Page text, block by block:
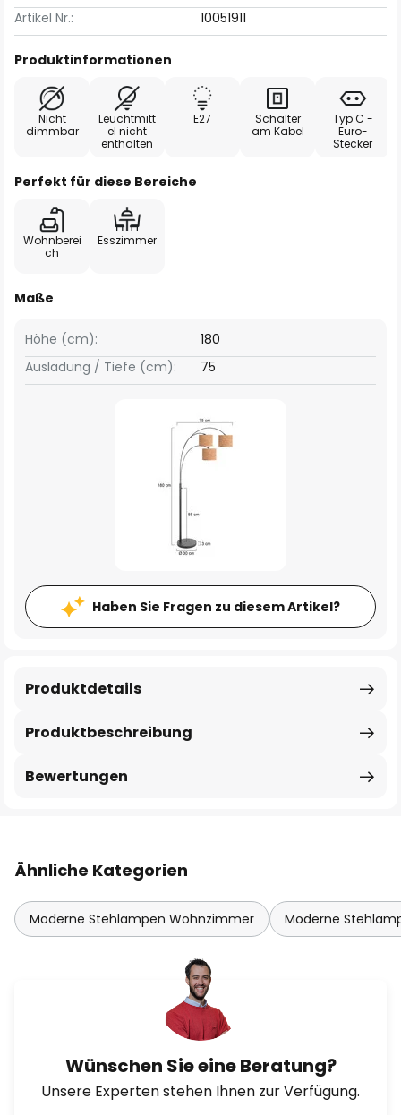
Artikel Nr.:
10051911
Produktinformationen
Nicht
dimmbar
Leuchtmitt
el nicht
enthalten
E27
Schalter
am Kabel
Typ C -
Euro-
Stecker
Perfekt für diese Bereiche
Wohnberei
ch
Esszimmer
Maße
Höhe (cm):
180
Ausladung / Tiefe (cm):
75
Haben Sie Fragen zu diesem Artikel?
Produktbeschreibung
Produktdetails
Bewertungen
Ähnliche Kategorien
Moderne Stehlampen Wohnzimmer Moderne
Wünschen Sie eine Beratung?
Unsere Experten stehen Ihnen zur Verfügung.